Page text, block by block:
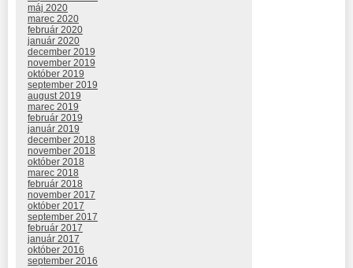
máj 2020
marec 2020
február 2020
január 2020
december 2019
november 2019
október 2019
september 2019
august 2019
marec 2019
február 2019
január 2019
december 2018
november 2018
október 2018
marec 2018
február 2018
november 2017
október 2017
september 2017
február 2017
január 2017
október 2016
september 2016